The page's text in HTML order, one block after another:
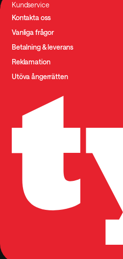
Kundservice
Kontakta oss
Vanliga frågor
Betalning & leverans
Reklamation
Utöva ångerrätten